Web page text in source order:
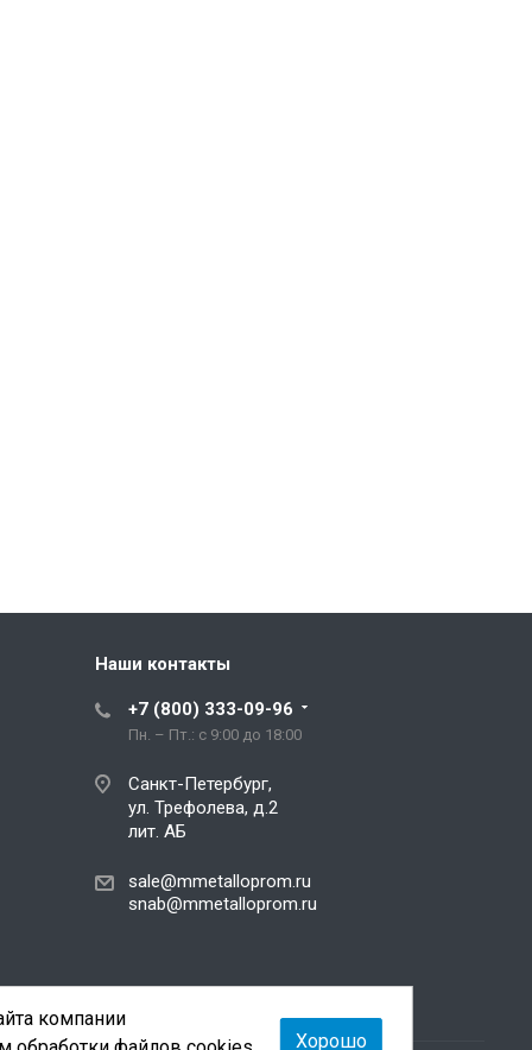
Наши контакты
+7 (800) 333-09-96
Пн. – Пт.: с 9:00 до 18:00
Санкт-Петербург,
ул. Трефолева, д.2
лит. АБ
sale@mmetalloprom.ru
snab@mmetalloprom.ru
компании
Хорошо